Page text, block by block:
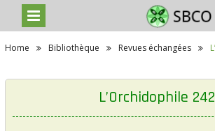
Home Bibliothèque Revues échangées
L’Orchidophile 242